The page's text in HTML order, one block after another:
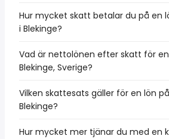
Hur mycket skatt betalar du på en
i Blekinge?
Vad är nettolönen efter skatt för en
Blekinge, Sverige?
Vilken skattesats gäller för en lön
Blekinge?
Hur mycket mer tjänar du med en